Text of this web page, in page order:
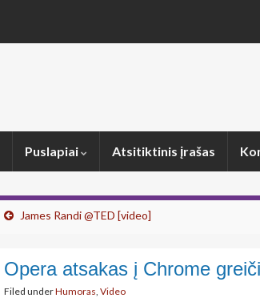
Puslapiai Atsitiktinis įrašas
James Randi @TED [video]
Opera atsakas į Chrome
Filed underHumoras, Video